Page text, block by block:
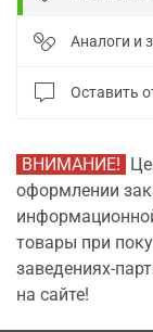
Аналоги и
Оставить
ВНИМАНИЕ!
оформлении
товары при
заведениях-
на сайте!